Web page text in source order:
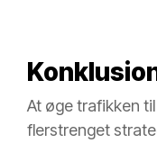
At øge trafikken
flerstrenget